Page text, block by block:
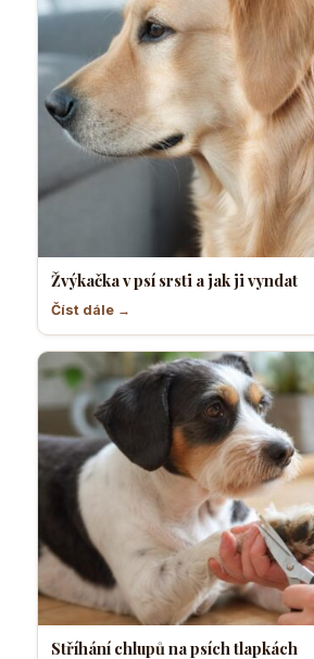
Žvýkačka v psí srsti a jak ji vyndat
Číst dále →
Stříhání chlupů na psích tlapkách